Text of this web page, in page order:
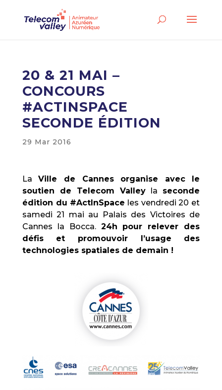
20 & 21 MAI –
CONCOURS
#ACTINSPACE
SECONDE ÉDITION
29 Mar 2016
LaVille de Cannes organise avec le
soutien de Telecom Valley la seconde
édition du #ActInSpace les vendredi 20 et
samedi 21 mai au Palais des Victoires de
Cannes la Bocca. 24h pour relever des
défis et promouvoir l’usage des
technologies spatiales de demain !